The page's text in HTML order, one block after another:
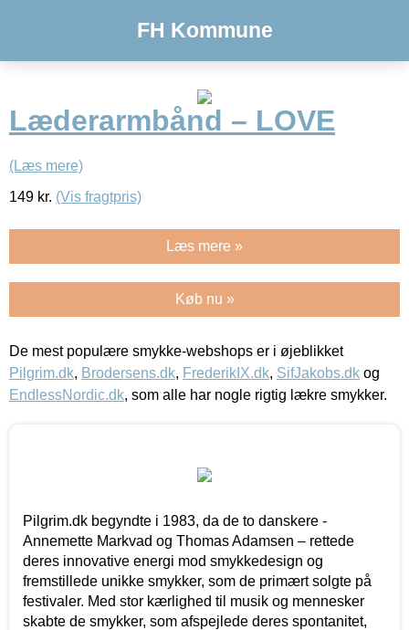
FH Kommune
Læderarmbånd – LOVE
(Læs mere)
149 kr. (Vis fragtpris)
Læs mere »
Køb nu »
De mest populære smykke-webshops er i øjeblikket
Pilgrim.dk, Brodersens.dk, FrederikIX.dk, SifJakobs.dk og
EndlessNordic.dk, som alle har nogle rigtig lækre smykker.
Pilgrim.dk begyndte i 1983, da de to danskere -
Annemette Markvad og Thomas Adamsen – rettede
deres innovative energi mod smykkedesign og
fremstillede unikke smykker, som de primært solgte på
festivaler. Med stor kærlighed til musik og mennesker
skabte de smykker, som afspejlede deres spontanitet,